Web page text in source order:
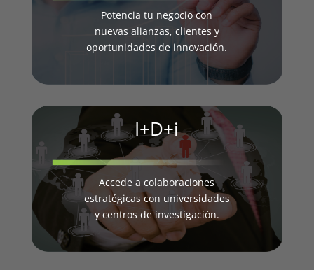
Potencia tu negocio con
nuevas alianzas, clientes y
oportunidades de innovación.
I+D+i
Accede a colaboraciones
estratégicas con universidades
y centros de investigación.